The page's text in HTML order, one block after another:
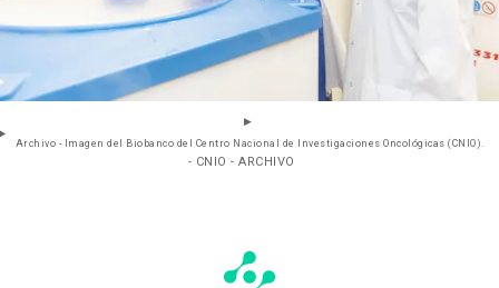
Archivo - Imagen del Biobanco del Centro Nacional de Investigaciones Oncológicas (CNIO).
- CNIO - ARCHIVO